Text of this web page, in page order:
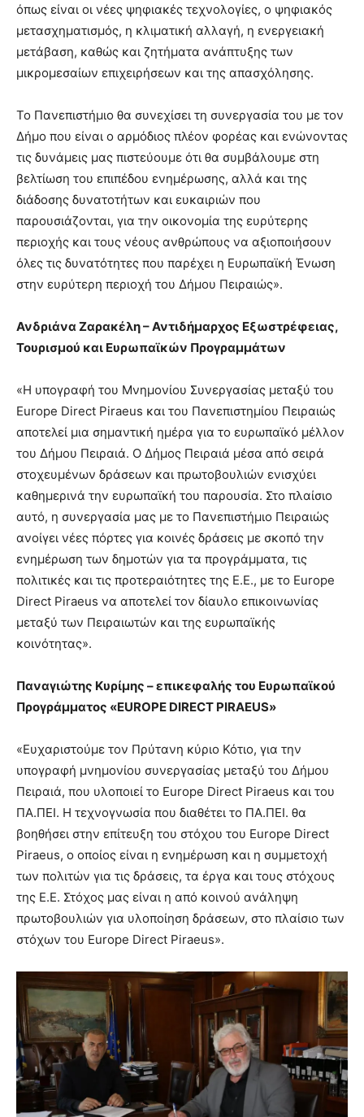
όπως είναι οι νέες ψηφιακές τεχνολογίες, ο ψηφιακός
μετασχηματισμός, η κλιματική αλλαγή, η ενεργειακή
μετάβαση, καθώς και ζητήματα ανάπτυξης των
μικρομεσαίων επιχειρήσεων και της απασχόλησης.
Το Πανεπιστήμιο θα συνεχίσει τη συνεργασία του με τον
Δήμο που είναι ο αρμόδιος πλέον φορέας και ενώνοντας
τις δυνάμεις μας πιστεύουμε ότι θα συμβάλουμε στη
βελτίωση του επιπέδου ενημέρωσης, αλλά και της
διάδοσης δυνατοτήτων και ευκαιριών που
παρουσιάζονται, για την οικονομία της ευρύτερης
περιοχής και τους νέους ανθρώπους να αξιοποιήσουν
όλες τις δυνατότητες που παρέχει η Ευρωπαϊκή Ένωση
στην ευρύτερη περιοχή του Δήμου Πειραιώς».
Ανδριάνα Ζαρακέλη – Αντιδήμαρχος Εξωστρέφειας,
Τουρισμού και Ευρωπαϊκών Προγραμμάτων
«Η υπογραφή του Μνημονίου Συνεργασίας μεταξύ του
Europe Direct Piraeus και του Πανεπιστημίου Πειραιώς
αποτελεί μια σημαντική ημέρα για το ευρωπαϊκό μέλλον
του Δήμου Πειραιά. Ο Δήμος Πειραιά μέσα από σειρά
στοχευμένων δράσεων και πρωτοβουλιών ενισχύει
καθημερινά την ευρωπαϊκή του παρουσία. Στο πλαίσιο
αυτό, η συνεργασία μας με το Πανεπιστήμιο Πειραιώς
ανοίγει νέες πόρτες για κοινές δράσεις με σκοπό την
ενημέρωση των δημοτών για τα προγράμματα, τις
πολιτικές και τις προτεραιότητες της Ε.Ε., με το Europe
Direct Piraeus να αποτελεί τον δίαυλο επικοινωνίας
μεταξύ των Πειραιωτών και της ευρωπαϊκής
κοινότητας».
Παναγιώτης Κυρίμης – επικεφαλής του Ευρωπαϊκού
Προγράμματος «EUROPE DIRECT PIRAEUS»
«Ευχαριστούμε τον Πρύτανη κύριο Κότιο, για την
υπογραφή μνημονίου συνεργασίας μεταξύ του Δήμου
Πειραιά, που υλοποιεί το Europe Direct Piraeus και του
ΠΑ.ΠΕΙ. Η τεχνογνωσία που διαθέτει το ΠΑ.ΠΕΙ. θα
βοηθήσει στην επίτευξη του στόχου του Europe Direct
Piraeus, ο οποίος είναι η ενημέρωση και η συμμετοχή
των πολιτών για τις δράσεις, τα έργα και τους στόχους
της Ε.Ε. Στόχος μας είναι η από κοινού ανάληψη
πρωτοβουλιών για υλοποίηση δράσεων, στο πλαίσιο των
στόχων του Europe Direct Piraeus».